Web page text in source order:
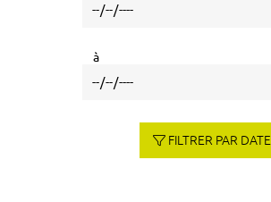
à
FILTRER PAR DATE